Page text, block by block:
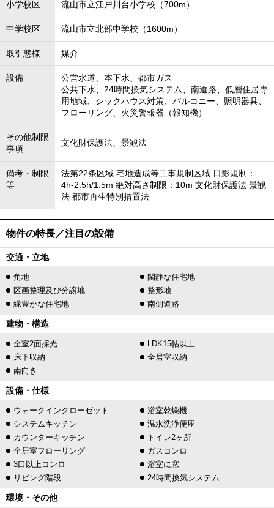
小学校区 流山市立江戸川台小学校（700m）
中学校区 流山市立北部中学校（1600m）
取引態様 媒介
設備
公営水道、本下水、都市ガス
公共下水、24時間換気システム、南道路、低層住居専
用地域、シックハウス対策、バルコニー、照明器具、
フローリング、火災警報器（報知機）
その他制限
事項
文化財保護法、景観法
備考・制限
等
法第22条区域 宅地造成等工事規制区域 日影規制：
4h-2.5h/1.5m 絶対高さ制限：10m 文化財保護法 景観
法 都市再生特別措置法
物件の特長／注目の設備
交通・立地
角地
閑静な住宅地
区画整理及び分譲地
整形地
緑豊かな住宅地
南側道路
建物・構造
全室2面採光
LDK15帖以上
床下収納
全居室収納
南向き
設備・仕様
ウォークインクローゼット
浴室乾燥機
システムキッチン
温水洗浄便座
カウンターキッチン
トイレ2ヶ所
全居室フローリング
ガスコンロ
3口以上コンロ
浴室に窓
リビング階段
24時間換気システム
環境・その他